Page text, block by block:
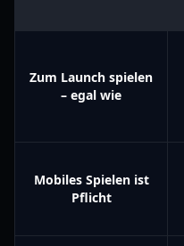
Zum Launch spielen
– egal wie
Mobiles Spielen ist
Pflicht